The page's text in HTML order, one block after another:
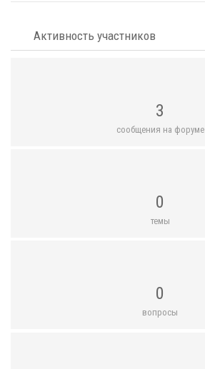
Активность участников
3
сообщения на форуме
0
темы
0
вопросы